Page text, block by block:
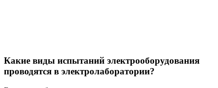
Какие виды испытаний электрооборудования
проводятся в электролаборатории?